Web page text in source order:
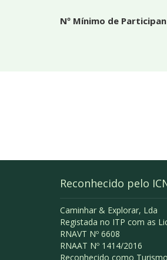
Nº Mínimo de
Reconhecido pelo
Caminhar & Explorar, Lda
Registada no ITP com as
RNAVT Nº 6608
RNAAT Nº 1414/2016
Reconhecido como